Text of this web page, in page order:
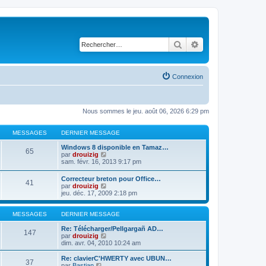
Rechercher
Connexion
Nous sommes le jeu. août 06, 2026 6:29 pm
MESSAGES DERNIER MESSAGE
65
Windows 8 disponible en Tamaz…
par drouizig
o
u
l
t
e
r
l
d
e
r
n
i
sam. févr. 16, 2013 9:17 pm
41
Correcteur breton pour Office…
par drouizig
o
n
s
u
l
t
r
l
e
jeu. déc. 17, 2009 2:18 pm
MESSAGES DERNIER MESSAGE
147
Re: Télécharger/Pellgargañ AD…
par drouizig
o
n
s
dim. avr. 04, 2010 10:24 am
37
Re: clavierC'HWERTY avec UBUN…